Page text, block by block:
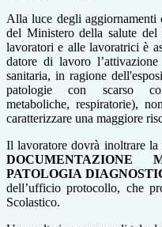
Alla luce degli aggiornamenti
del Ministero della salute
lavoratori e alle lavoratrici è
datore di lavoro
sanitaria, in ragione
patologie con scarso
metaboliche, respiratorie),
caratterizzare una maggiore
Il lavoratore dovrà inoltrare
PATOLOGIA
dell’ufficio protocollo, che
Scolastico.